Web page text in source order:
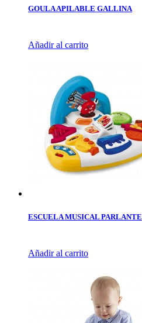
GOULA APILABLE GALLINA
Añadir al carrito
ESCUELA MUSICAL PARLANTE
Añadir al carrito